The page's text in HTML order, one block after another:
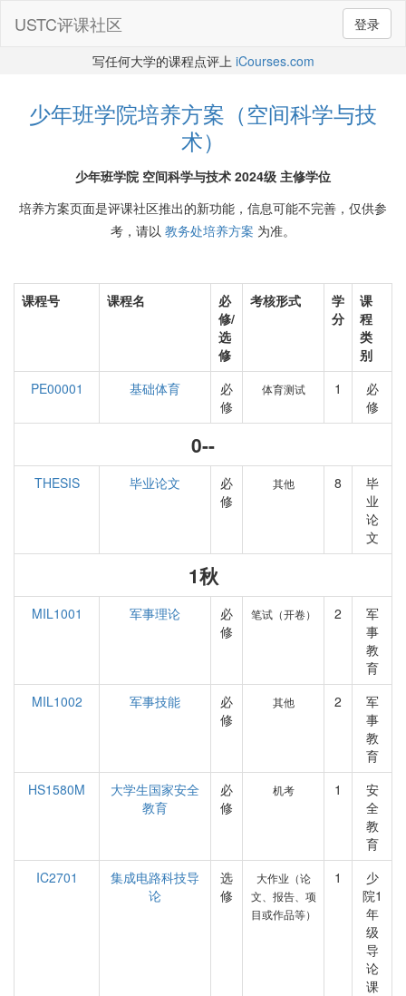
登录
USTC评课社区
写任何大学的课程点评上 iCourses.com
少年班学院培养方案（空间科学与技
术）
少年班学院 空间科学与技术 2024级 主修学位
培养方案页面是评课社区推出的新功能，信息可能不完善，仅供参
考，请以 教务处培养方案 为准。
课程号 课程名
必
修/
选
修
考核形式
学
分
课
程
类
别
PE00001
基础体育
必
修
体育测试 1
必
修
0--
THESIS 毕业论文
必
修
其他 8
毕
业
论
文
1秋
MIL1001 军事理论
必
修
笔试（开卷） 2
军
事
教
育
MIL1002
军事技能
必
修
其他 2
军
事
教
育
HS1580M
大学生国家安全
教育
必
修
机考 1
安
全
教
育
IC2701
集成电路科技导
论
选
修
大作业（论
文、报告、项
目或作品等）
1
少
院1
年
级
导
论
课